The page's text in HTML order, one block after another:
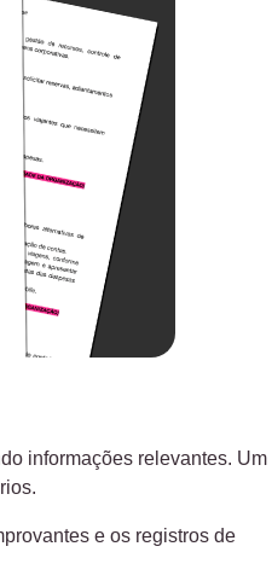
informações relevantes. Um
e os registros de